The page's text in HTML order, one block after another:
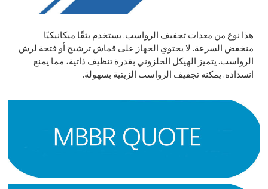
هذا نوع من معدات تجفيف الرواسب. يستخدم بثقًا ميكانيكيًا
منخفض السرعة. لا يحتوي الجهاز على قماش ترشيح أو فتحة لرش
الرواسب. يتميز الهيكل الحلزوني بقدرة تنظيف ذاتية، مما يمنع
انسداده. يمكنه تجفيف الرواسب الزيتية بسهولة.